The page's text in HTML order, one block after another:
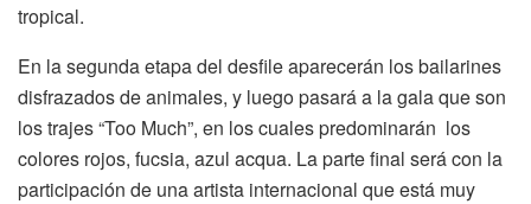
tropical.
En la segunda etapa del desfile aparecerán los bailarines
disfrazados de animales, y luego pasará a la gala que son
los trajes “Too Much”, en los cuales predominarán los
colores rojos, fucsia, azul acqua. La parte final será con la
participación de una artista internacional que está muy